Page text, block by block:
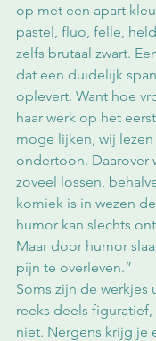
op met een apart
pastel, fluo, felle,
zelfs brutaal zwart.
dat een duidelijk
oplevert. Want hoe
haar werk op het
moge lijken, wij
ondertoon. Daarover
zoveel lossen,
komiek is in wezen
humor kan slechts
Maar door humor
pijn te overleven.”
Soms zijn de werkjes
reeks deels
niet. Nergens krijg je